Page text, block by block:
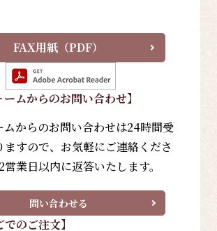
FAX用紙（PDF）
ームからのお問い合わせ】
ムからのお問い合わせは24時間受
ますので、お気軽にご連絡くださ
業日以内に返答いたします。
問い合わせる
でのご注文】